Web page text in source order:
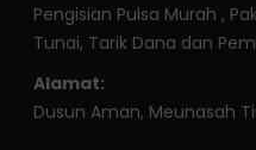
Pengisian Pulsa Murah ,
Tunai, Tarik Dana dan
Alamat:
Dusun Aman, Meunasah